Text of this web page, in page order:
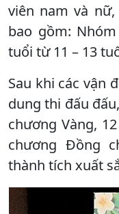
viên nam và
bao gồm:
tuổi từ 11 – 13
Sau khi các vận
dung thi đấu
chương Vàng,
chương Đồng
thành tích xuất